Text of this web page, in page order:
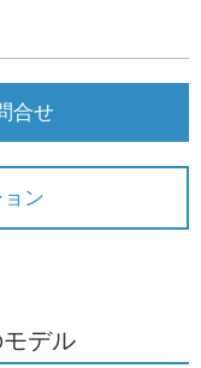
合せ
ン
デル